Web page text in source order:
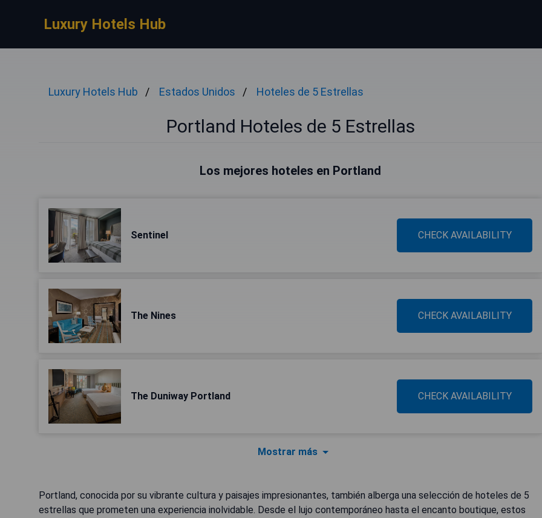
Luxury Hotels Hub
Luxury Hotels Hub Estados Unidos Hoteles de 5 Estrellas
Portland Hoteles de 5 Estrellas
Los mejores hoteles en Portland
Sentinel CHECK AVAILABILITY
The Nines CHECK AVAILABILITY
The Duniway Portland CHECK AVAILABILITY
Mostrar más
Portland, conocida por su vibrante cultura y paisajes impresionantes, también alberga una selección de hoteles de 5
estrellas que prometen una experiencia inolvidable. Desde el lujo contemporáneo hasta el encanto boutique, estos